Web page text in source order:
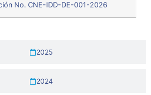
2025
2024
No. CNE-IDD-DE-001-2026